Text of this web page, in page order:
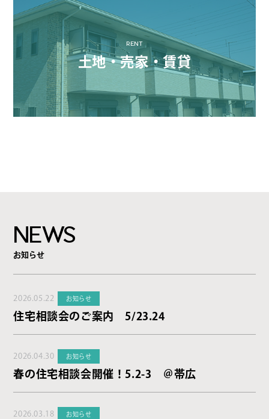
RENT
土地・売家・賃貸
NEWS
お知らせ
2026.05.22 お知らせ
住宅相談会のご案内 5/23.24
2026.04.30 お知らせ
春の住宅相談会開催！5.2-3 ＠帯広
2026.03.18 お知らせ